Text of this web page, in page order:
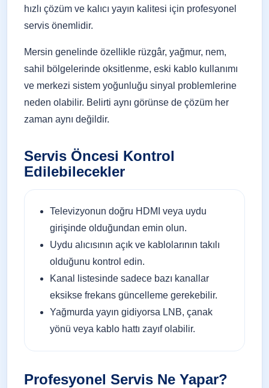
hızlı çözüm ve kalıcı yayın kalitesi için profesyonel
servis önemlidir.
Mersin genelinde özellikle rüzgâr, yağmur, nem,
sahil bölgelerinde oksitlenme, eski kablo kullanımı
ve merkezi sistem yoğunluğu sinyal problemlerine
neden olabilir. Belirti aynı görünse de çözüm her
zaman aynı değildir.
Servis Öncesi Kontrol
Edilebilecekler
Televizyonun doğru HDMI veya uydu
girişinde olduğundan emin olun.
Uydu alıcısının açık ve kablolarının takılı
olduğunu kontrol edin.
Kanal listesinde sadece bazı kanallar
eksikse frekans güncelleme gerekebilir.
Yağmurda yayın gidiyorsa LNB, çanak
yönü veya kablo hattı zayıf olabilir.
Profesyonel Servis Ne Yapar?